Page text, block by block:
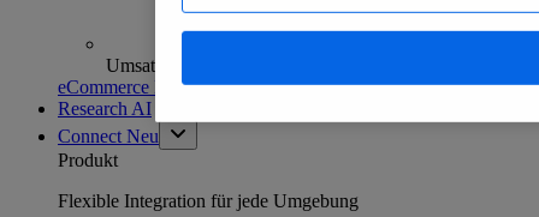
Umsatzanalysen und -prognosen
eCommerce Insights entdecken
Research AI
Connect Neu
Produkt
Flexible Integration für jede Umgebung